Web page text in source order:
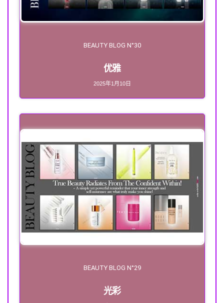
BEAUTY BLOG N°30
优雅
2025年1月10日
BEAUTY BLOG N°29
光彩